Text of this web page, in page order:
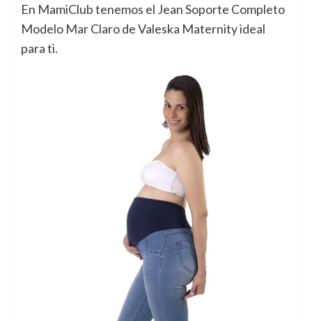
En MamiClub tenemos el Jean Soporte Completo
Modelo Mar Claro de Valeska Maternity ideal
para ti.